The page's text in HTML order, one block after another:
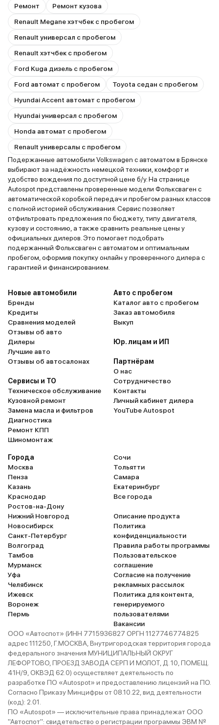
Ремонт
Ремонт кузова
Renault Megane хэтчбек с пробегом
Renault универсал с пробегом
Renault хэтчбек с пробегом
Ford Kuga дизель с пробегом
Ford автомат с пробегом
Toyota седан с пробегом
Hyundai Accent автомат с пробегом
Hyundai универсал с пробегом
Honda автомат с пробегом
Renault универсалы с пробегом
Подержанные автомобили Volkswagen с автоматом в Брянске
выбирают за надёжность немецкой техники, комфорт и
удобство вождения по доступной цене б/у. На странице
Autospot представлены проверенные модели Фольксваген с
автоматической коробкой передач и пробегом разных классов
с полной историей обслуживания. Сервис позволяет
отфильтровать предложения по бюджету, типу двигателя,
кузову и состоянию, а также сравнить реальные цены у
официальных дилеров. Это помогает подобрать
подержанный Фольксваген с автоматом и оптимальным
пробегом, оформив покупку онлайн у проверенного дилера с
гарантией и финансированием.
Новые автомобили
Бренды
Кредиты
Сравнения моделей
Отзывы об авто
Дилеры
Лучшие авто
Отзывы об автосалонах
Сервисы и ТО
Техническое обслуживание
Кузовной ремонт
Замена масла и фильтров
Диагностика
Ремонт КПП
Шиномонтаж
Авто с пробегом
Каталог авто с пробегом
Заказ автомобиля
Выкуп
Юр. лицам и ИП
Партнёрам
О нас
Сотрудничество
Контакты
Личный кабинет дилера
YouTube Autospot
Города
Москва
Пенза
Казань
Краснодар
Ростов-на-Дону
Нижний Новгород
Новосибирск
Санкт-Петербург
Волгоград
Тамбов
Мурманск
Уфа
Челябинск
Ижевск
Воронеж
Пермь
Сочи
Тольятти
Самара
Екатеринбург
Все города
Описание продукта
Политика
конфиденциальности
Правила работы программы
Пользовательское
соглашение
Согласие на получение
рекламных рассылок
Политика для контента,
генерируемого
пользователями
Вакансии
ООО «Автоспот» (ИНН 7715936827 ОРГН 1127746774825
адрес 111250, Г.МОСКВА, Внутригородская территория города
федерального значения МУНИЦИПАЛЬНЫЙ ОКРУГ
ЛЕФОРТОВО, ПРОЕЗД ЗАВОДА СЕРП И МОЛОТ, Д. 10, ПОМЕЩ.
41Н/9, ОКВЭД 62.0) осуществляет деятельность по
разработке ПО «Autospot» и предоставлению лицензий на ПО.
Согласно Приказу Минцифры от 08.10.22, вид деятельности
(код): 2.01.
ПО «Autospot» — исключительные права принадлежат ООО
"Автоспот": свидетельство о регистрации программы ЭВМ №